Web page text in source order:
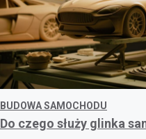
BUDOWA SAMOCHODU
Do czego służy glinka